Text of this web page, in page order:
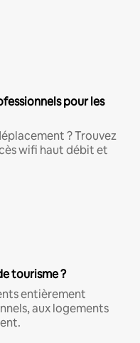
pour les
? Trouvez
wifi haut débit et
tourisme ?
entièrement
aux logements